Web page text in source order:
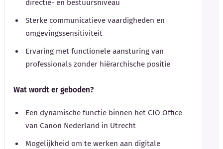
directie- en bestuursniveau
Sterke communicatieve vaardigheden en
omgevingssensitiviteit
Ervaring met functionele aansturing van
professionals zonder hiërarchische positie
Wat wordt er geboden?
Een dynamische functie binnen het CIO Office
van Canon Nederland in Utrecht
Mogelijkheid om te werken aan digitale